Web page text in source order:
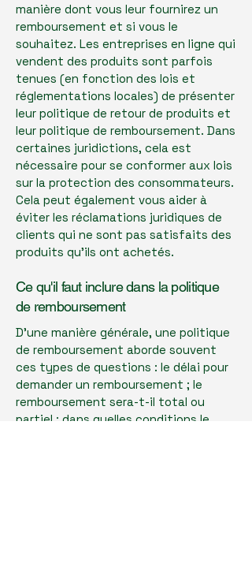
manière dont vous leur fournirez un
remboursement et si vous le
souhaitez. Les entreprises en ligne qui
vendent des produits sont parfois
tenues (en fonction des lois et
réglementations locales) de présenter
leur politique de retour de produits et
leur politique de remboursement. Dans
certaines juridictions, cela est
nécessaire pour se conformer aux lois
sur la protection des consommateurs.
Cela peut également vous aider à
éviter les réclamations juridiques de
clients qui ne sont pas satisfaits des
produits qu'ils ont achetés.
Ce qu'il faut inclure dans la politique
de remboursement
D'une manière générale, une politique
de remboursement aborde souvent
ces types de questions : le délai pour
demander un remboursement ; le
remboursement sera-t-il total ou
partiel ; dans quelles conditions le